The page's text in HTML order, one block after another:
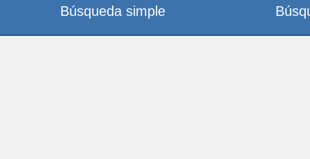
Búsqueda simple